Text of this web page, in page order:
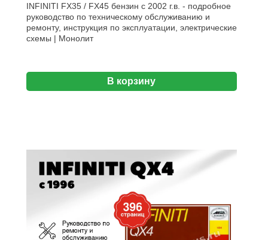
INFINITI FX35 / FX45 бензин c 2002 г.в. - подробное
руководство по техническому обслуживанию и
ремонту, инструкция по эксплуатации, электрические
схемы | Монолит
В корзину